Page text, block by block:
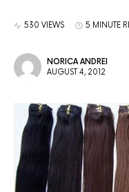
530 VIEWS 5 MINUTE
NORICA ANDREI
AUGUST 4, 2012